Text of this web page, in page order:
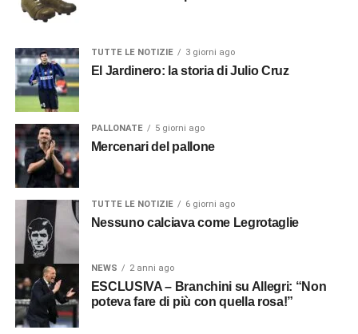
TUTTE LE NOTIZIE 3 giorni ago
El Jardinero: la storia di Julio Cruz
PALLONATE 5 giorni ago
Mercenari del pallone
TUTTE LE NOTIZIE 6 giorni ago
Nessuno calciava come Legrotaglie
NEWS 2 anni ago
ESCLUSIVA – Branchini su Allegri: “Non
poteva fare di più con quella rosa!”